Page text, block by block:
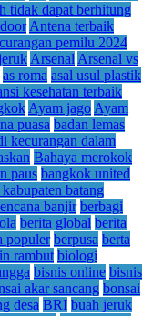
tidak dapat berhitung
Antena terbaik
pemilu 2024
Arsenal Arsenal vs
as roma asal usul plastik
kesehatan terbaik
Ayam jago Ayam
puasa badan lemas
kecurangan dalam
Bahaya merokok
paus bangkok united
batang
banjir berbagi
berita global berita
populer berpusa berta
rambut biologi
bisnis online bisnis
akar sancang bonsai
desa BRI buah jeruk